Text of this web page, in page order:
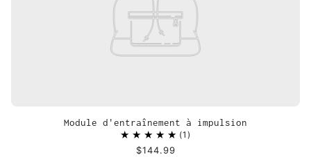
Module d'entraînement à impulsion
1
$144.99